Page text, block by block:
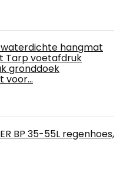
waterdichte hangmat
Tarp voetafdruk
gronddoek
voor…
BP 35-55L regenhoes,